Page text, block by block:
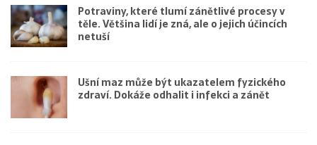
Potraviny, které tlumí zánětlivé procesy v
těle. Většina lidí je zná, ale o jejich účincích
netuší
Ušní maz může být ukazatelem fyzického
zdraví. Dokáže odhalit i infekci a zánět